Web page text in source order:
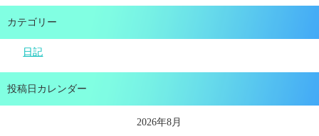
カテゴリー
日記
投稿日カレンダー
2026年8月